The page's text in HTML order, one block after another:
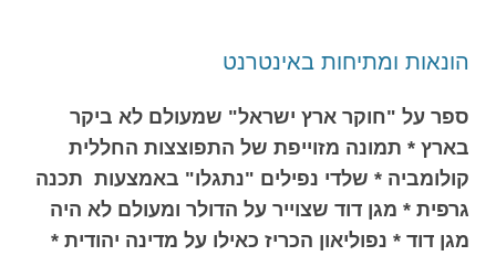
הונאות ומתיחות באינטרנט
ספר על "חוקר ארץ ישראל" שמעולם לא ביקר
בארץ * תמונה מזוייפת של התפוצצות החללית
קולומביה * שלדי נפילים "נתגלו" באמצעות תכנה
גרפית * מגן דוד שצוייר על הדולר ומעולם לא היה
מגן דוד * נפוליאון הכריז כאילו על מדינה יהודית *